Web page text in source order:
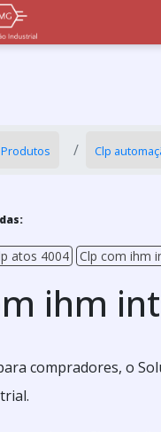
Produtos Clp
atos 4004 Clp com ihm
ihm
compradores, o